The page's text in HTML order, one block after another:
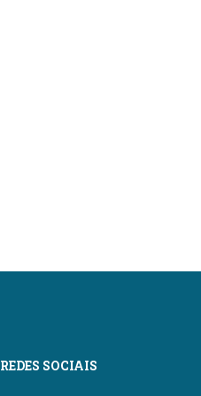
REDES SOCIAIS